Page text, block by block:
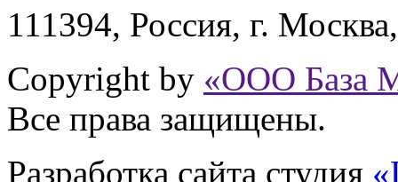
111394, Россия, г. Москва
Copyright by «ООО База
Все права защищены.
Разработка сайта студия